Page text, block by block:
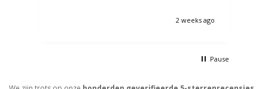
2 weeks ago
Pause